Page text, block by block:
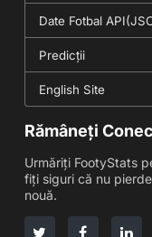
Date Fotbal
Predicții
English Site
Rămâneți
Urmăriți FootyStats
fiți siguri că nu
nouă.